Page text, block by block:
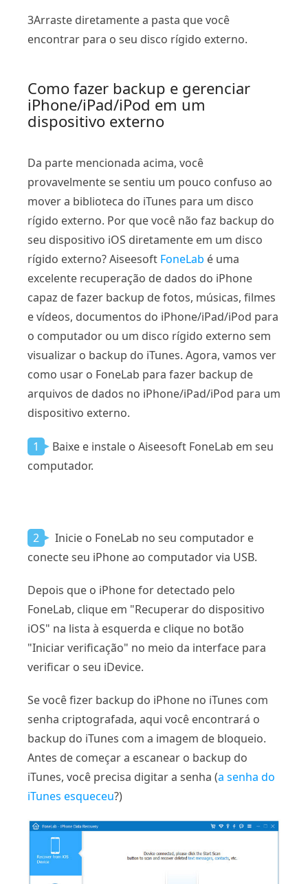
3Arraste diretamente a pasta que você
encontrar para o seu disco rígido externo.
Como fazer backup e gerenciar
iPhone/iPad/iPod em um
dispositivo externo
Da parte mencionada acima, você
provavelmente se sentiu um pouco confuso ao
mover a biblioteca do iTunes para um disco
rígido externo. Por que você não faz backup do
seu dispositivo iOS diretamente em um disco
rígido externo? Aiseesoft FoneLab é uma
excelente recuperação de dados do iPhone
capaz de fazer backup de fotos, músicas, filmes
e vídeos, documentos do iPhone/iPad/iPod para
o computador ou um disco rígido externo sem
visualizar o backup do iTunes. Agora, vamos ver
como usar o FoneLab para fazer backup de
arquivos de dados no iPhone/iPad/iPod para um
dispositivo externo.
1
Baixe e instale o Aiseesoft FoneLab em seu
computador.
2
Inicie o FoneLab no seu computador e
conecte seu iPhone ao computador via USB.
Depois que o iPhone for detectado pelo
FoneLab, clique em "Recuperar do dispositivo
iOS" na lista à esquerda e clique no botão
"Iniciar verificação" no meio da interface para
verificar o seu iDevice.
Se você fizer backup do iPhone no iTunes com
senha criptografada, aqui você encontrará o
backup do iTunes com a imagem de bloqueio.
Antes de começar a escanear o backup do
iTunes, você precisa digitar a senha (a senha do
iTunes esqueceu?)